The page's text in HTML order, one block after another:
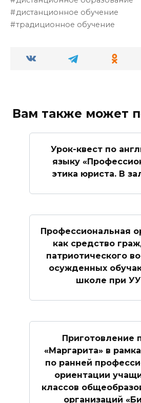
дистанционное обучение
традиционное обучение
Вам также может
Урок-квест по
языку
этика юриста. В
Профессиональная
как средство
патриотического
осужденных
школе при
Приготовление
«Маргарита» в
по ранней
ориентации
классов
организаций